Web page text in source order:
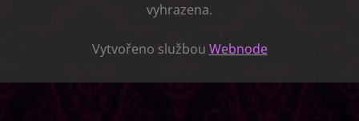
vyhrazena.
Vytvořeno službou Webnode